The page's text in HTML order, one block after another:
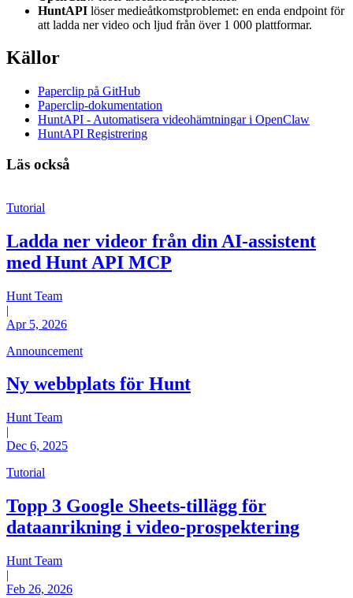
HuntAPI löser medieåtkomstproblemet: en enda endpoint för
att ladda ner video och ljud från över 1 000 plattformar.
Källor
Paperclip på GitHub
Paperclip-dokumentation
HuntAPI - Automatisera videohämtningar i OpenClaw
HuntAPI Registrering
Läs också
Tutorial
Ladda ner videor från din AI-assistent
med Hunt API MCP
Hunt Team
|
Apr 5, 2026
Announcement
Ny webbplats för Hunt
Hunt Team
|
Dec 6, 2025
Tutorial
Topp 3 Google Sheets-tillägg för
dataanrikning i video-prospektering
Hunt Team
|
Feb 26, 2026